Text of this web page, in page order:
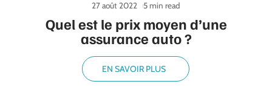
Quel est le prix moyen d’une
assurance auto ?
27 août 2022 5 min read
EN SAVOIR PLUS